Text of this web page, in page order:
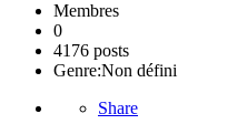
Membres
0
4176 posts
Genre:Non défini
Share